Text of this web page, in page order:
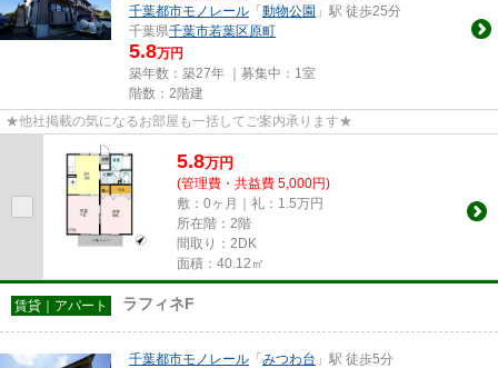
千葉都市モノレール 「 動物公園 」駅 徒歩25分
千葉県千葉市若葉区原町
5.8万円
築年数：築27年 ｜募集中： 1室
階数：2階建
★他社掲載の気になるお部屋も一括してご案内承ります★
5.8万円
(管理費・共益費 5,000円)
敷：0ヶ月｜礼：1.5万円
所在階：2階
間取り：2DK
面積：40.12㎡
賃貸｜アパート ラフィネF
千葉都市モノレール 「 みつわ台 」駅 徒歩5分